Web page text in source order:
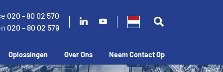
020 - 80 02 570
020 – 80 02 579
Oplossingen Over Ons Neem Contact Op